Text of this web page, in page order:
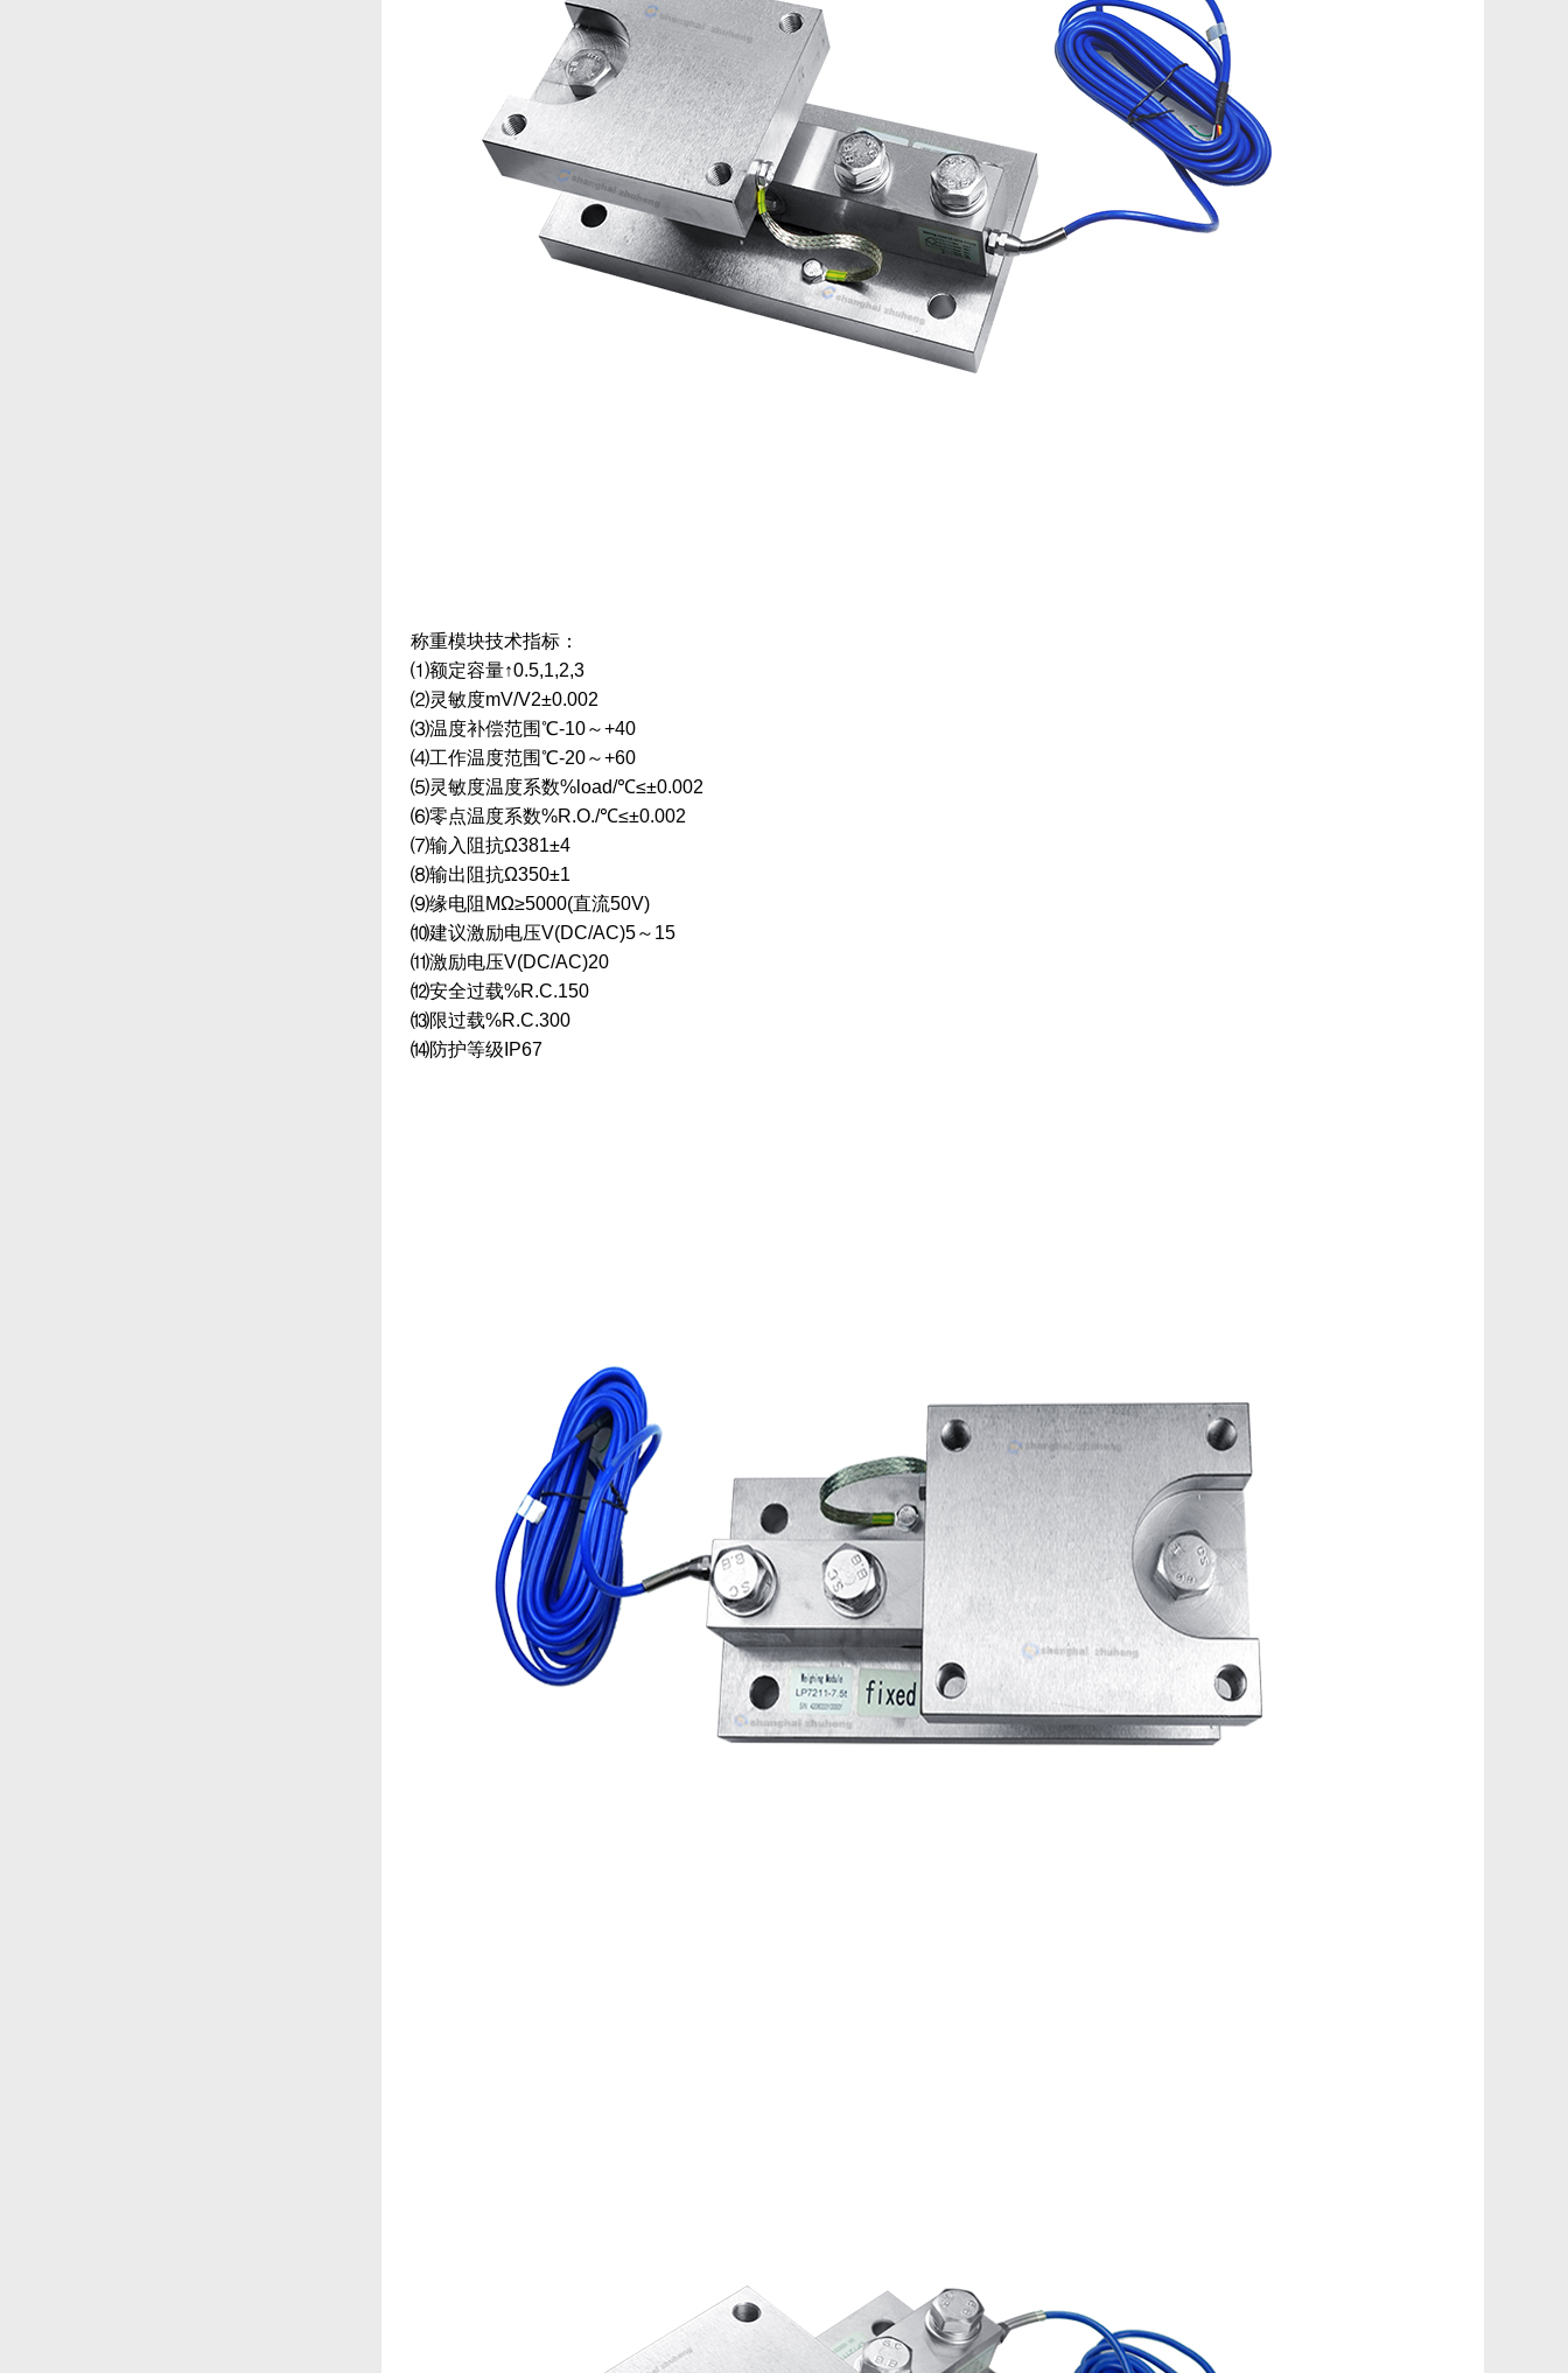
称重模块技术指标：
⑴额定容量↑0.5,1,2,3
⑵灵敏度mV/V2±0.002
⑶温度补偿范围℃-10～+40
⑷工作温度范围℃-20～+60
⑸灵敏度温度系数%load/℃≤±0.002
⑹零点温度系数%R.O./℃≤±0.002
⑺输入阻抗Ω381±4
⑻输出阻抗Ω350±1
⑼缘电阻MΩ≥5000(直流50V)
⑽建议激励电压V(DC/AC)5～15
⑾激励电压V(DC/AC)20
⑿安全过载%R.C.150
⒀限过载%R.C.300
⒁防护等级IP67